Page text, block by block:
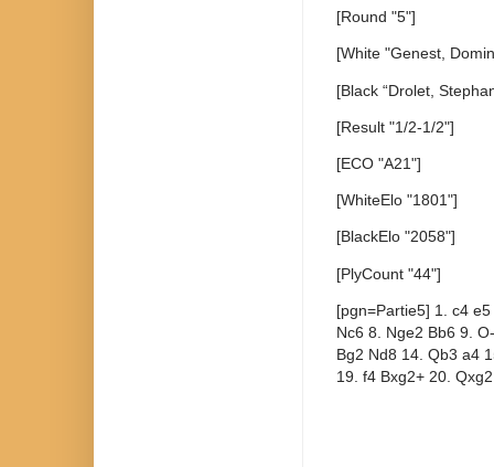
[Round "5"]
[White "Genest,
[Black “Drolet,
[Result "1/2-1/2"]
[ECO "A21"]
[WhiteElo "1801"]
[BlackElo "2058"]
[PlyCount "44"]
[pgn=Partie5] 1. c4
Nc6 8. Nge2 Bb6 9.
Bg2 Nd8 14. Qb3 a4
19. f4 Bxg2+ 20.